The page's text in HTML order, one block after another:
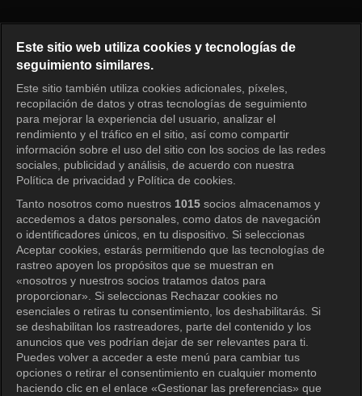
Iniciar sesión
Este sitio web utiliza cookies y tecnologías de
seguimiento similares.
Este sitio también utiliza cookies adicionales, píxeles,
recopilación de datos y otras tecnologías de seguimiento
para mejorar la experiencia del usuario, analizar el
rendimiento y el tráfico en el sitio, así como compartir
información sobre el uso del sitio con los socios de las redes
sociales, publicidad y análisis, de acuerdo con nuestra
Política de privacidad y Política de cookies.
Tanto nosotros como nuestros 1015 socios almacenamos y
accedemos a datos personales, como datos de navegación
o identificadores únicos, en tu dispositivo. Si seleccionas
Aceptar cookies, estarás permitiendo que las tecnologías de
rastreo apoyen los propósitos que se muestran en
«nosotros y nuestros socios tratamos datos para
proporcionar». Si seleccionas Rechazar cookies no
esenciales o retiras tu consentimiento, los deshabilitarás. Si
se deshabilitan los rastreadores, parte del contenido y los
anuncios que ves podrían dejar de ser relevantes para ti.
Puedes volver a acceder a este menú para cambiar tus
opciones o retirar el consentimiento en cualquier momento
haciendo clic en el enlace «Gestionar las preferencias» que